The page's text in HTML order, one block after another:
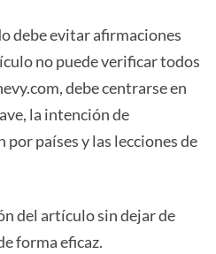
debe evitar afirmaciones
no puede verificar todos
debe centrarse en
la intención de
países y las lecciones de
del artículo sin dejar de
forma eficaz.